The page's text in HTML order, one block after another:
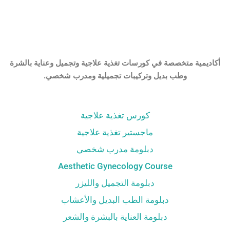
أكاديمية متخصصة في كورسات تغذية علاجية وتجميل وعناية بالشرة
وطب بديل وتركيبات تجميلية ومدرب شخصي.
كورس تغذية علاجية
ماجستير تغذية علاجية
دبلومة مدرب شخصي
Aesthetic Gynecology Course
دبلومة التجميل والليزر
دبلومة الطب البديل والأعشاب
دبلومة العناية بالبشرة والشعر